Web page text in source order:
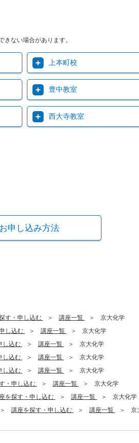
きない場合があります。
上本町校
豊中教室
西大寺教室
お申し込み方法
す・申し込む 講座一覧
京大化学
し込む 講座一覧
京大化学
し込む 講座一覧
京大化学
し込む 講座一覧
京大化学
し込む 講座一覧
京大化学
・申し込む 講座一覧
京大化学
を探す・申し込む 講座一覧
京大化学
講座を探す・申し込む 講座一覧 京